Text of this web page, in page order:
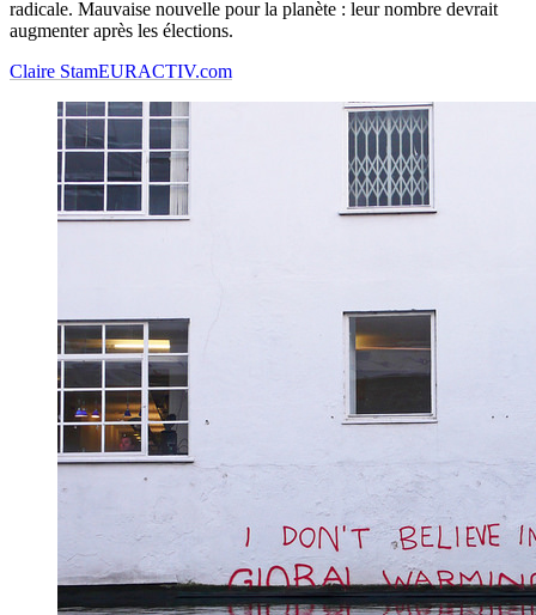
radicale. Mauvaise nouvelle pour la planète : leur nombre devrait
augmenter après les élections.
Claire StamEURACTIV.com